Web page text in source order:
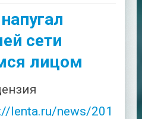
сети
лицом
lenta.ru/news/201